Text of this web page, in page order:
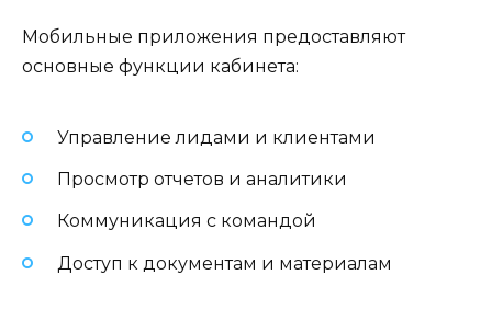
Мобильные приложения предоставляют
основные функции кабинета:
Управление лидами и клиентами
Просмотр отчетов и аналитики
Коммуникация с командой
Доступ к документам и материалам